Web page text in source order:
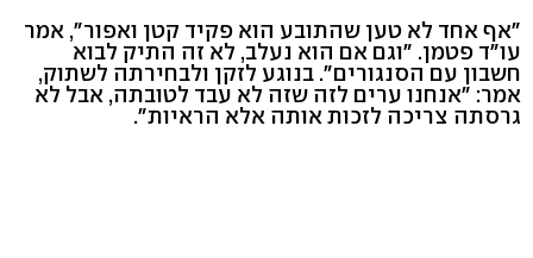
"אף אחד לא טען שהתובע הוא פקיד קטן ואפור", אמר
עו"ד פטמן. "וגם אם הוא נעלב, לא זה התיק לבוא
חשבון עם הסנגורים". בנוגע לזקן ולבחירתה לשתוק,
אמר: "אנחנו ערים לזה שזה לא עבד לטובתה, אבל לא
גרסתה צריכה לזכות אותה אלא הראיות".